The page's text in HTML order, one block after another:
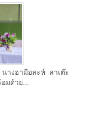
นางฮามือละห์ ลาเต๊ะ
มด้วย...